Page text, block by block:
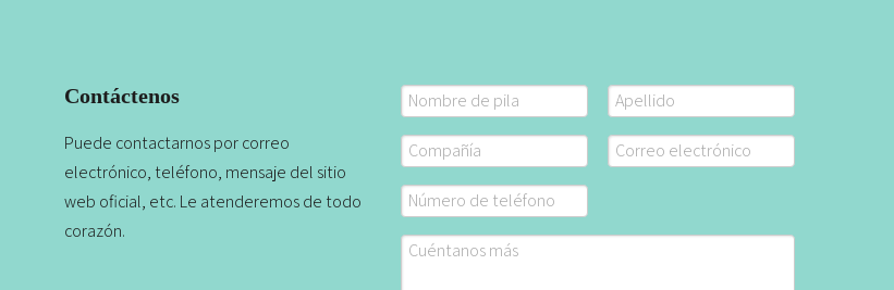
Contáctenos
Puede contactarnos por correo
electrónico, teléfono, mensaje del sitio
web oficial, etc. Le atenderemos de todo
corazón.